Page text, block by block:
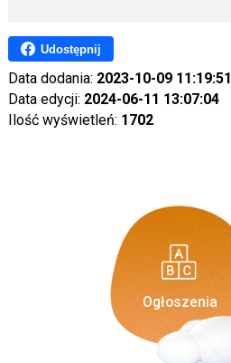
Udostępnij
Data dodania: 2023-10-09 11:19:51
Data edycji: 2024-06-11 13:07:04
Ilość wyświetleń: 1702
Ogłoszenia